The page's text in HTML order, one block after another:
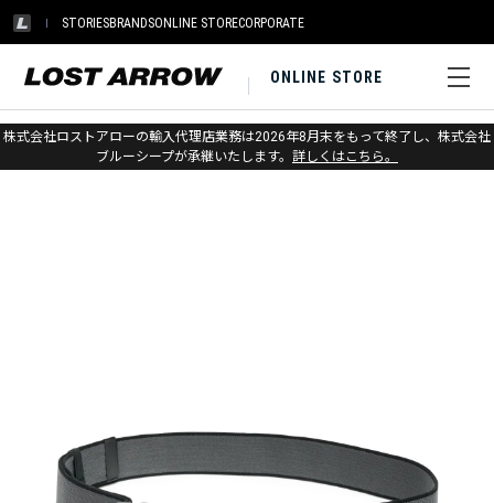
STORIESBRANDSONLINE STORECORPORATE
ONLINE STORE
株式会社ロストアローの輸入代理店業務は2026年8月末をもって終了し、株式会社
ブルーシープが承継いたします。 詳しくはこちら。
ホーム > ブラックダイヤモンド > アパレル > アクセサリー > ベルト